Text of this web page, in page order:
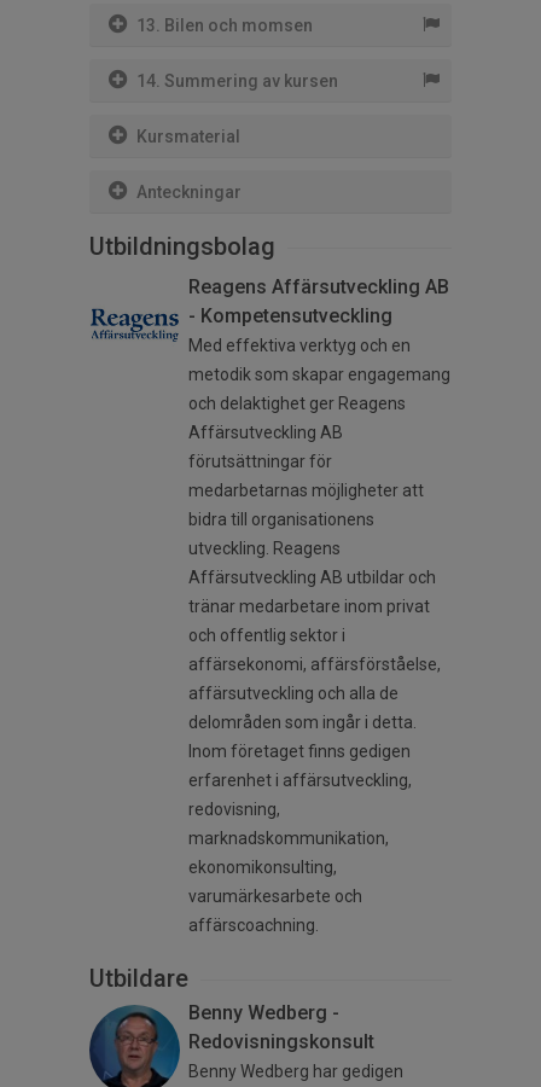
13. Bilen och momsen
14. Summering av kursen
Kursmaterial
Anteckningar
Utbildningsbolag
Reagens Affärsutveckling AB
- Kompetensutveckling
Med effektiva verktyg och en
metodik som skapar engagemang
och delaktighet ger Reagens
Affärsutveckling AB
förutsättningar för
medarbetarnas möjligheter att
bidra till organisationens
utveckling. Reagens
Affärsutveckling AB utbildar och
tränar medarbetare inom privat
och offentlig sektor i
affärsekonomi, affärsförståelse,
affärsutveckling och alla de
delområden som ingår i detta.
Inom företaget finns gedigen
erfarenhet i affärsutveckling,
redovisning,
marknadskommunikation,
ekonomikonsulting,
varumärkesarbete och
affärscoachning.
Utbildare
Benny Wedberg -
Redovisningskonsult
Benny Wedberg har gedigen